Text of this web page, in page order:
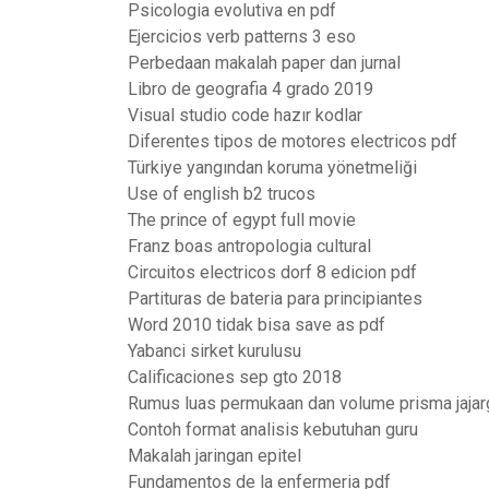
Psicologia evolutiva en pdf
Ejercicios verb patterns 3 eso
Perbedaan makalah paper dan jurnal
Libro de geografia 4 grado 2019
Visual studio code hazır kodlar
Diferentes tipos de motores electricos pdf
Türkiye yangından koruma yönetmeliği
Use of english b2 trucos
The prince of egypt full movie
Franz boas antropologia cultural
Circuitos electricos dorf 8 edicion pdf
Partituras de bateria para principiantes
Word 2010 tidak bisa save as pdf
Yabanci sirket kurulusu
Calificaciones sep gto 2018
Rumus luas permukaan dan volume prisma
Contoh format analisis kebutuhan guru
Makalah jaringan epitel
Fundamentos de la enfermeria pdf